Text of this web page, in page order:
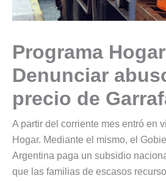
Programa
Denunciar
precio de
A partir del corriente mes entró en
Hogar. Mediante el mismo, el
Argentina paga un subsidio
que las familias de escasos